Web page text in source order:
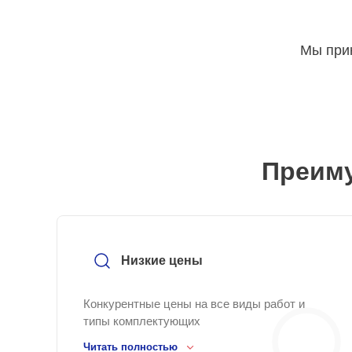
Мы
Низкие цены
Конкурентные цены на все виды работ и
типы комплектующих
Читать полностью